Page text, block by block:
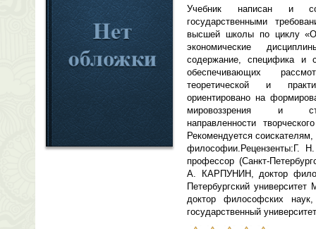
Учебник написан и
государственными
высшей школы по циклу
экономические
содержание, специфика и
обеспечивающих
теоретической и
ориентировано на
мировоззрения и
направленности
Рекомендуется
философии.Рецензенты:Г.
профессор (Санкт-
А. КАРПУНИН, доктор
Петербургский
доктор философских наук,
государственный